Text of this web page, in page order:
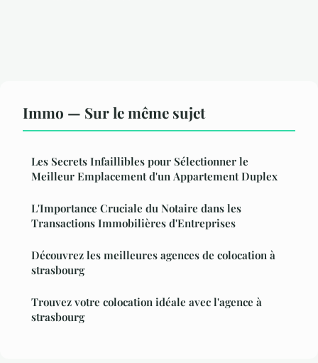
Immo — Sur le même sujet
Les Secrets Infaillibles pour Sélectionner le
Meilleur Emplacement d'un Appartement Duplex
L'Importance Cruciale du Notaire dans les
Transactions Immobilières d'Entreprises
Découvrez les meilleures agences de colocation à
strasbourg
Trouvez votre colocation idéale avec l'agence à
strasbourg